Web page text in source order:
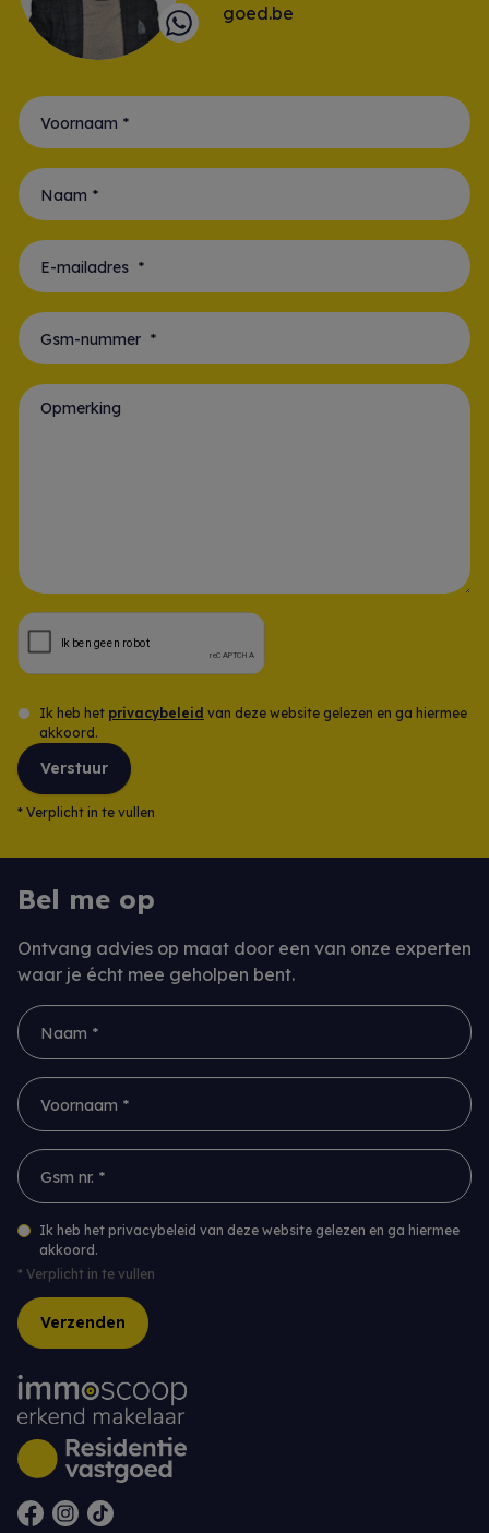
goed.be
Ik heb het privacybeleid van deze website gelezen en ga hiermee
akkoord.
Verstuur
* Verplicht in te vullen
Bel me op
Ontvang advies op maat door een van onze experten
waar je écht mee geholpen bent.
Naam *
Voornaam *
Gsm nr. *
Ik heb het privacybeleid van deze website gelezen en ga hiermee
akkoord.
* Verplicht in te vullen
Verzenden